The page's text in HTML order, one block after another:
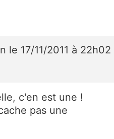
le 17/11/2011 à 22h02
c'en est une !
pas une